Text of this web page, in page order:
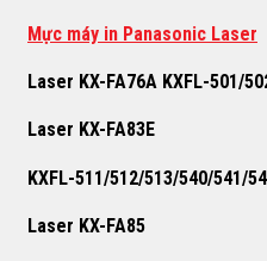
Mực máy in Panasonic Laser
Laser KX-FA76A KXFL-501/
Laser KX-FA83E
KXFL-511/512/513/540/541/
Laser KX-FA85